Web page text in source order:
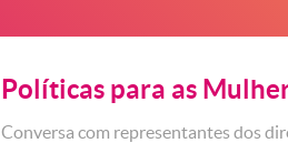
Políticas para as
Conversa com representantes dos